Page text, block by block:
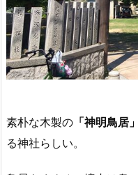
素朴な木製の 「神明鳥居」
る神社らしい。